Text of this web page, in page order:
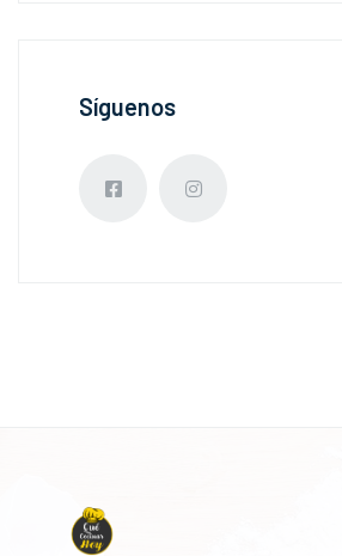
Síguenos